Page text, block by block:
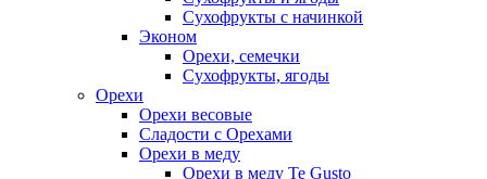
Сухофрукты с начинкой
Эконом
Орехи, семечки
Сухофрукты, ягоды
Орехи
Орехи весовые
Сладости с Орехами
Орехи в меду
Орехи в меду Te Gusto